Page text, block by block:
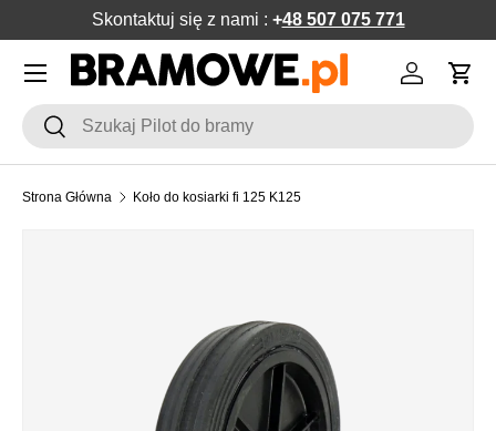
POMIŃ DO ZAWARTOŚCI
Skontaktuj się z nami : +48 507 075 771
SzukajSzukaj
Zaloguj
Menu
Strona Główna Koło do kosiarki fi 125 K125